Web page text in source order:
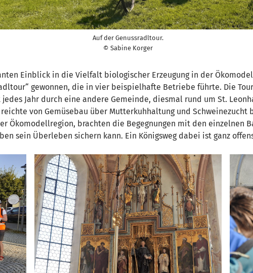
Auf der Genussradltour.
© Sabine Korger
Einblick in die Vielfalt biologischer Erzeugung in der
gewonnen, die in vier beispielhafte Betriebe führte. Die
Jahr durch eine andere Gemeinde, diesmal rund um St.
von Gemüsebau über Mutterkuhhaltung und
Ökomodellregion, brachten die Begegnungen mit den einzelnen
sein Überleben sichern kann. Ein Königsweg dabei ist ganz